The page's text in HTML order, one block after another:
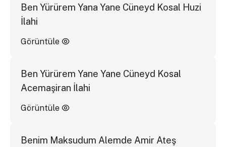
Ben Yürürem Yana Yane Cüneyd Kosal Huzi
İlahi
Görüntüle
Ben Yürürem Yane Yane Cüneyd Kosal
Acemaşiran İlahi
Görüntüle
Benim Maksudum Alemde Amir Ateş